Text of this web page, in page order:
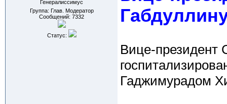
Генералиссимус
Группа: Глав. Модератор
Сообщений: 7332
Статус:
Вице-
Гаджимурадом